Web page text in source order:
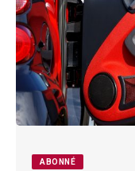
ABONNÉ